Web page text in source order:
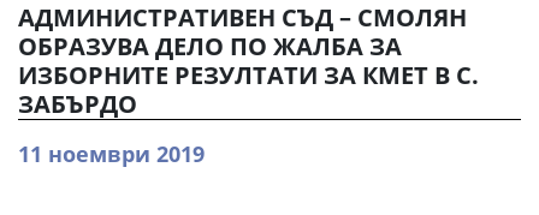
АДМИНИСТРАТИВЕН СЪД – СМОЛЯН
ОБРАЗУВА ДЕЛО ПО ЖАЛБА ЗА
ИЗБОРНИТЕ РЕЗУЛТАТИ ЗА КМЕТ В С.
ЗАБЪРДО
11 ноември 2019